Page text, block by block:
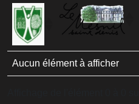
Aucun élément à afficher